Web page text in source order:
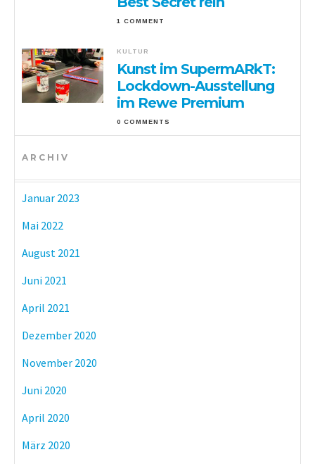
1 COMMENT
KULTUR
Kunst im SupermARkT:
Lockdown-Ausstellung
im Rewe Premium
0 COMMENTS
ARCHIV
Januar 2023
Mai 2022
August 2021
Juni 2021
April 2021
Dezember 2020
November 2020
Juni 2020
April 2020
März 2020